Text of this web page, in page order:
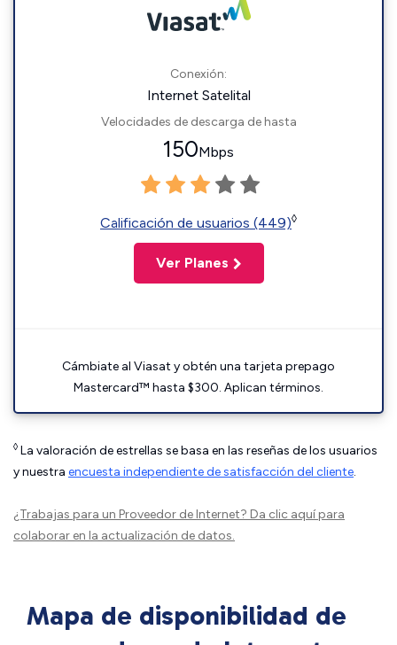
Conexión:
Internet Satelital
Velocidades de descarga de hasta
150Mbps
Calificación de usuarios (449)◊
Ver Planes
Cámbiate al Viasat y obtén una tarjeta prepago
Mastercard™ hasta $300. Aplican términos.
◊ La valoración de estrellas se basa en las reseñas de los usuarios
y nuestra encuesta independiente de satisfacción del cliente.
¿Trabajas para un Proveedor de Internet? Da clic aquípara
colaborar en la actualización de datos.
Mapa de disponibilidad de